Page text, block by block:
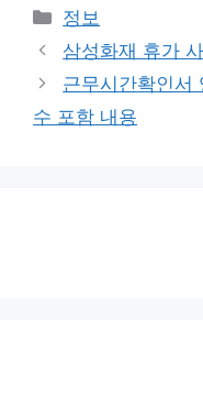
카
테
고
리
정보
삼성화재 휴가
근무시간확인서
수 포함 내용